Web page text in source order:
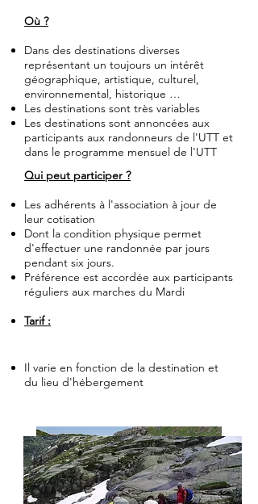
Où ?
Dans des destinations diverses
représentant un toujours un intérêt
géographique, artistique, culturel,
environnemental, historique …
Les destinations sont très variables
Les destinations sont annoncées aux
participants aux randonneurs de l'UTT et
dans le programme mensuel de l'UTT
Qui peut participer ?
Les adhérents à l'association à jour de
leur cotisation
Dont la condition physique permet
d'effectuer une randonnée par jours
pendant six jours.
Préférence est accordée aux participants
réguliers aux marches du Mardi
Tarif :
Il varie en fonction de la destination et
du lieu d'hébergement